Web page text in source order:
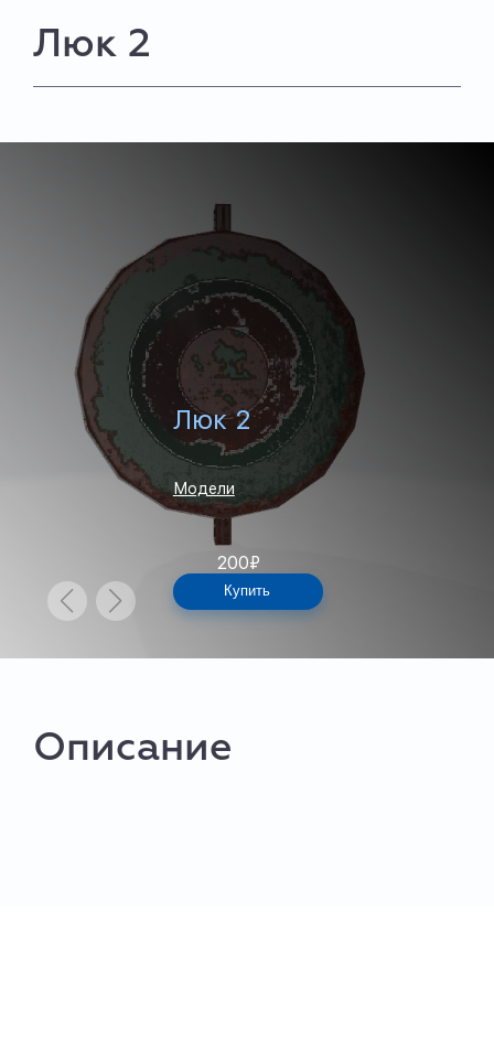
Люк 2
Люк 2
Модели
200₽
Купить
Описание